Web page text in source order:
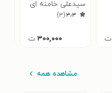
ت
سیدعلی خامنه ای
۳٫۳(۳)
۳۰۰,۰۰۰ ت
مشاهده همه